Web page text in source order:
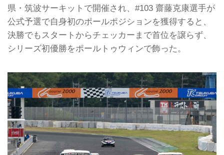
県・筑波サーキットで開催され、#103 齋藤克康選手が
公式予選で自身初のポールポジションを獲得すると、
決勝でもスタートからチェッカーまで首位を譲らず、
シリーズ初優勝をポールトゥウィンで飾った。